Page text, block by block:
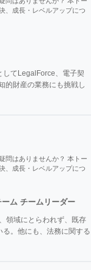
、成長・レベルアップにつ
してLegalForce、電子契
的財産の業務にも挑戦し
問はありませんか？ 本トー
、成長・レベルアップにつ
ム チームリーダー
領域にとらわれず、既存
。他にも、法務に関する